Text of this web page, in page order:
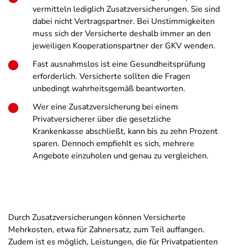
vermitteln lediglich Zusatzversicherungen. Sie sind
dabei nicht Vertragspartner. Bei Unstimmigkeiten
muss sich der Versicherte deshalb immer an den
jeweiligen Kooperationspartner der GKV wenden.
Fast ausnahmslos ist eine Gesundheitsprüfung
erforderlich. Versicherte sollten die Fragen
unbedingt wahrheitsgemäß beantworten.
Wer eine Zusatzversicherung bei einem
Privatversicherer über die gesetzliche
Krankenkasse abschließt, kann bis zu zehn Prozent
sparen. Dennoch empfiehlt es sich, mehrere
Angebote einzuholen und genau zu vergleichen.
Durch Zusatzversicherungen können Versicherte
Mehrkosten, etwa für Zahnersatz, zum Teil auffangen.
Zudem ist es möglich, Leistungen, die für Privatpatienten